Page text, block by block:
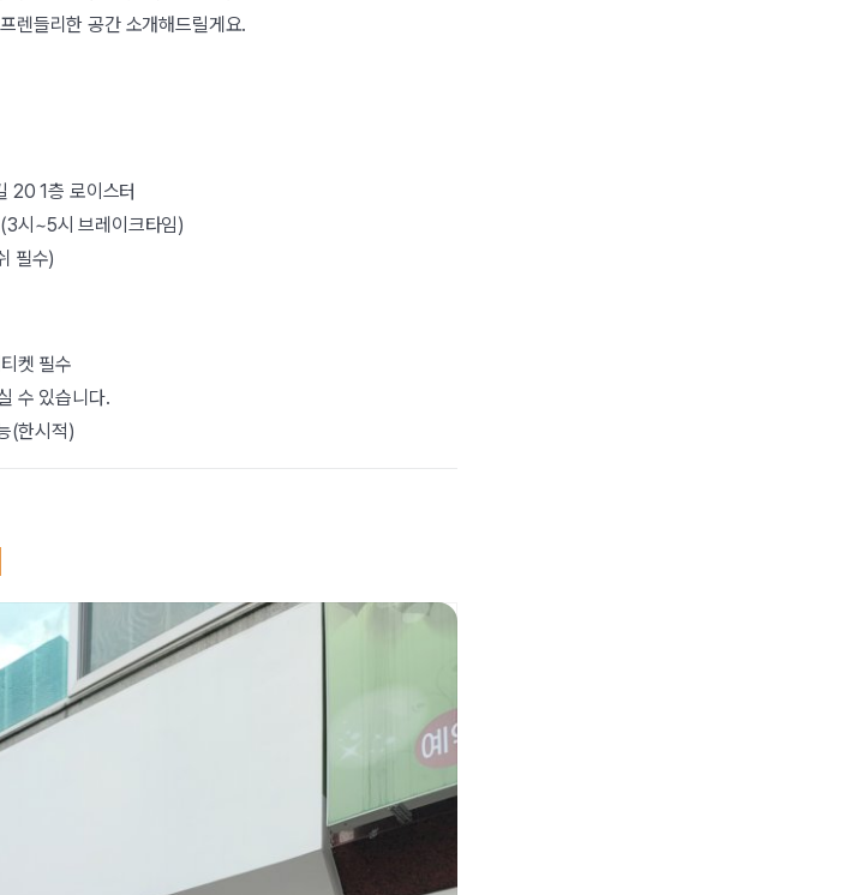
렌들리한 공간 소개해드릴게요.
20 1층 로이스터
시~5시 브레이크타임)
필수)
켓 필수
수 있습니다.
(한시적)